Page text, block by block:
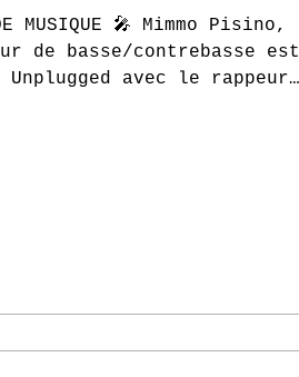
MUSIQUE 🎤 Mimmo Pisino,
de basse/contrebasse est
Unplugged avec le rappeur